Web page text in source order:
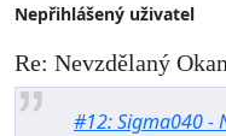
Nepřihlášený uživatel
Re: Nevzdělaný
#12: Sigma040 -